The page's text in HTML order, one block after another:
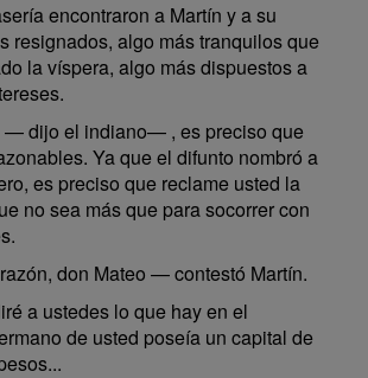
encontraron a Martín y a su
resignados, algo más tranquilos que
la víspera, algo más dispuestos a
dijo el indiano— , es preciso que
Ya que el difunto nombró a
es preciso que reclame usted la
no sea más que para socorrer con
don Mateo — contestó Martín.
a ustedes lo que hay en el
de usted poseía un capital de